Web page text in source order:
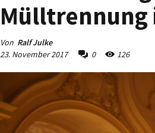
Mülltrennung
Von Ralf Julke
23. November 2017
0 126